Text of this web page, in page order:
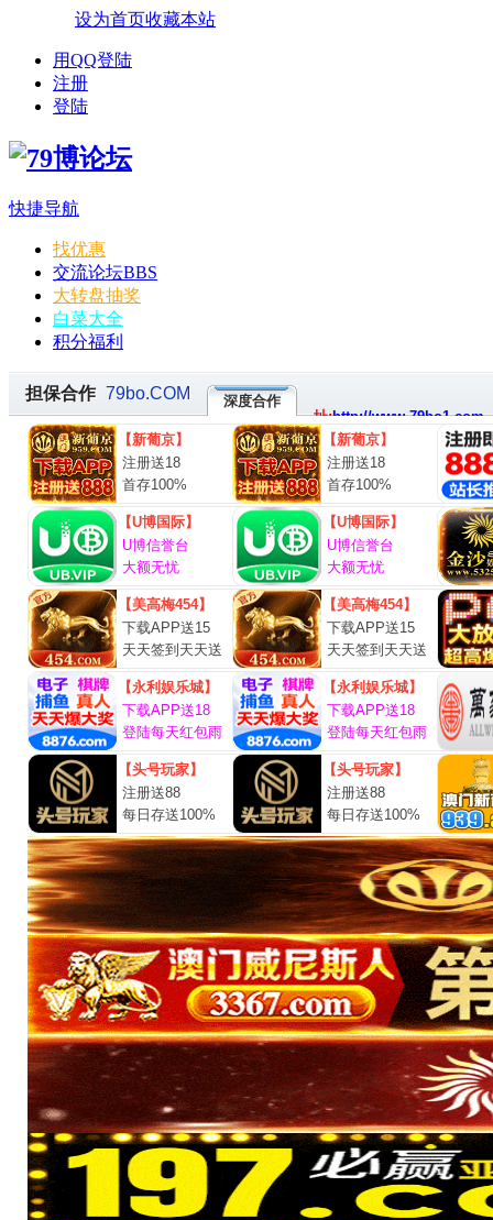
设为首页收藏本站
用QQ登陆
注册
登陆
快捷导航
找优惠
交流论坛BBS
大转盘抽奖
白菜大全
积分福利